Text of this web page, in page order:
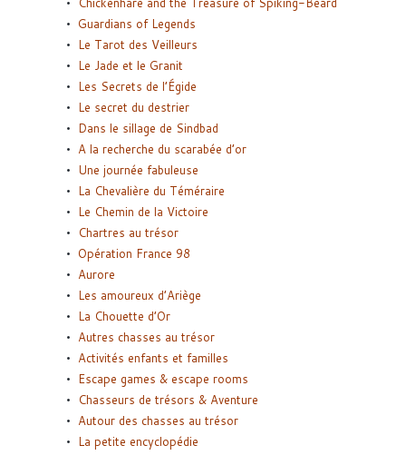
Guardians of Legends
Le Tarot des Veilleurs
Le Jade et le Granit
Les Secrets de l’Égide
Le secret du destrier
Dans le sillage de Sindbad
A la recherche du scarabée d’or
Une journée fabuleuse
La Chevalière du Téméraire
Le Chemin de la Victoire
Chartres au trésor
Opération France 98
Aurore
Les amoureux d’Ariège
La Chouette d’Or
Autres chasses au trésor
Activités enfants et familles
Escape games & escape rooms
Chasseurs de trésors & Aventure
Autour des chasses au trésor
La petite encyclopédie